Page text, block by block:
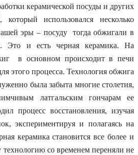
керамической посуды и других
который использовался несколько
эры – посуду тогда обжигали в
Это и есть черная керамика. На
в основном происходит в печи
этого процесса. Технология обжига
была забыта многие столетия,
латгальским гончарам ее
процесс восстановления, изучая
экспериментируя и полагаясь на
керамика становится все более и
технологию со временем переняли не